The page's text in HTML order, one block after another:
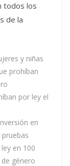
todos los
de la
y niñas
prohíban
por ley el
en
en 100
género